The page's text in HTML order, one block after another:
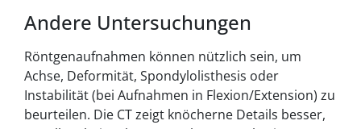
Andere Untersuchungen
Röntgenaufnahmen können nützlich sein, um
Achse, Deformität, Spondylolisthesis oder
Instabilität (bei Aufnahmen in Flexion/Extension) zu
beurteilen. Die CT zeigt knöcherne Details besser,